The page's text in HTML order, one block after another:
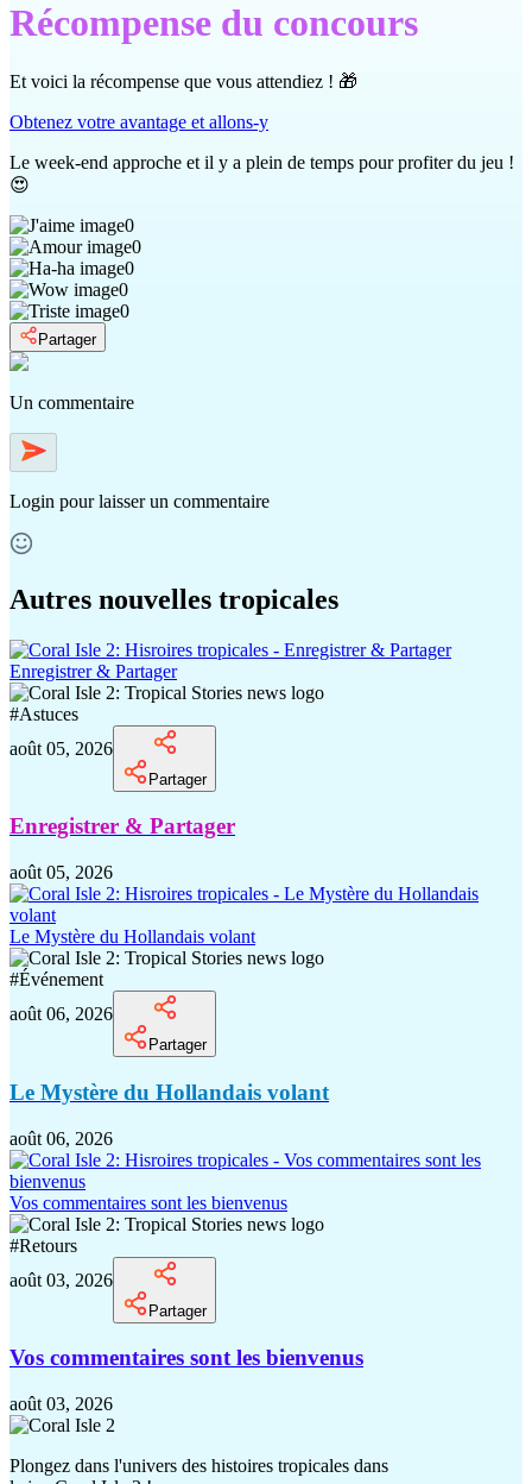
Récompense du concours
Et voici la récompense que vous attendiez ! 🎁
Obtenez votre avantage et allons-y
Le week-end approche et il y a plein de temps pour profiter du jeu !
😍
0
0
0
0
0
Partager
Un commentaire
Login pour laisser un commentaire
Autres nouvelles tropicales
Enregistrer & Partager
#Astuces
août 05, 2026
Partager
Enregistrer & Partager
août 05, 2026
Le Mystère du Hollandais volant
#Événement
août 06, 2026
Partager
Le Mystère du Hollandais volant
août 06, 2026
Vos commentaires sont les bienvenus
#Retours
août 03, 2026
Partager
Vos commentaires sont les bienvenus
août 03, 2026
Plongez dans l'univers des histoires tropicales dans